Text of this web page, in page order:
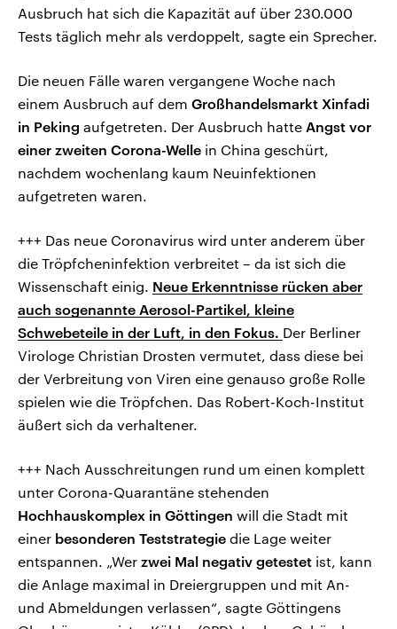
Ausbruch hat sich die Kapazität auf über 230.000
Tests täglich mehr als verdoppelt, sagte ein Sprecher.
Die neuen Fälle waren vergangene Woche nach
einem Ausbruch auf dem Großhandelsmarkt Xinfadi
in Peking aufgetreten. Der Ausbruch hatte Angst vor
einer zweiten Corona-Welle in China geschürt,
nachdem wochenlang kaum Neuinfektionen
aufgetreten waren.
+++ Das neue Coronavirus wird unter anderem über
die Tröpfcheninfektion verbreitet – da ist sich die
Wissenschaft einig. Neue Erkenntnisse rücken aber
auch sogenannte Aerosol-Partikel, kleine
Schwebeteile in der Luft, in den Fokus. Der Berliner
Virologe Christian Drosten vermutet, dass diese bei
der Verbreitung von Viren eine genauso große Rolle
spielen wie die Tröpfchen. Das Robert-Koch-Institut
äußert sich da verhaltener.
+++ Nach Ausschreitungen rund um einen komplett
unter Corona-Quarantäne stehenden
Hochhauskomplex in Göttingen will die Stadt mit
einer besonderen Teststrategie die Lage weiter
entspannen. „Wer zwei Mal negativ getestet ist, kann
die Anlage maximal in Dreiergruppen und mit An-
und Abmeldungen verlassen“, sagte Göttingens